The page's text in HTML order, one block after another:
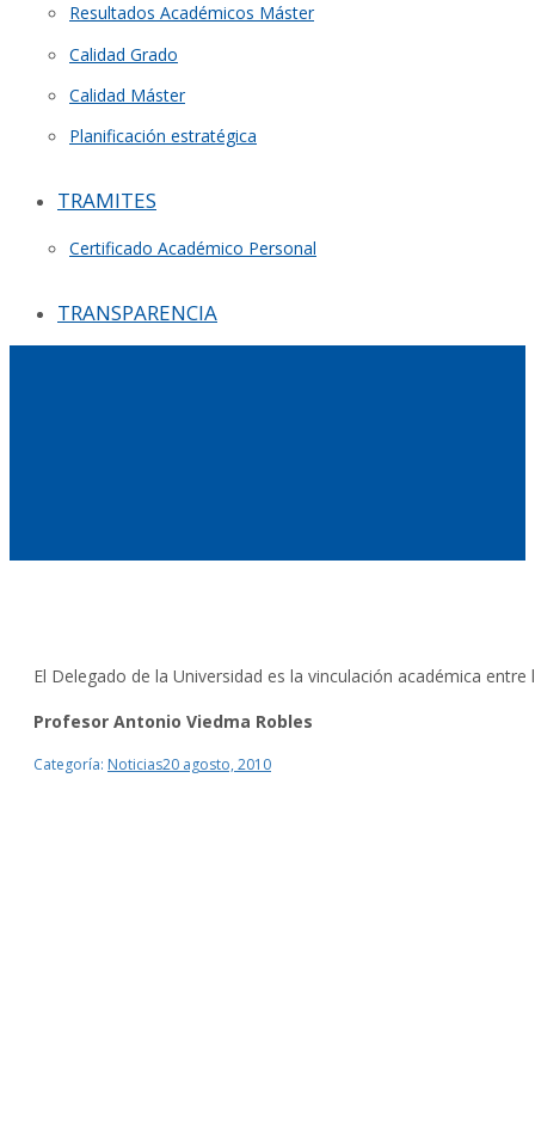
Resultados Académicos Máster
Calidad Grado
Calidad Máster
Planificación estratégica
TRAMITES
Certificado Académico Personal
TRANSPARENCIA
El Delegado de la Universidad es la vinculación académica
Profesor Antonio Viedma Robles
Categoría: Noticias20 agosto, 2010